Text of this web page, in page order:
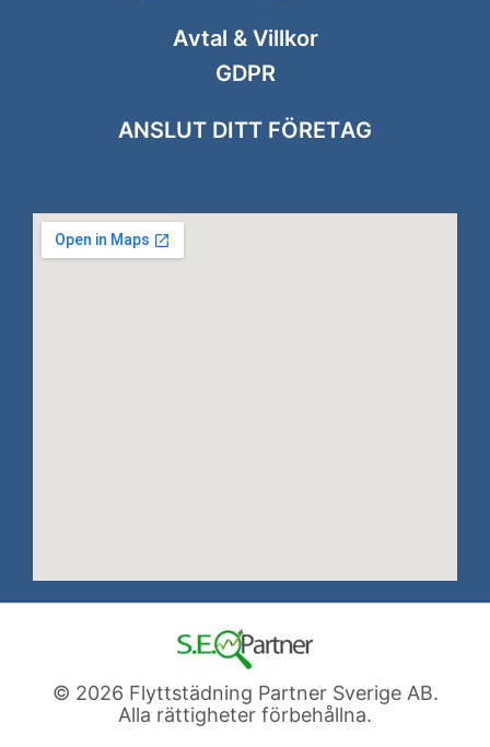
Avtal & Villkor
GDPR
ANSLUT DITT FÖRETAG
© 2026 Flyttstädning Partner Sverige AB.
Alla rättigheter förbehållna.